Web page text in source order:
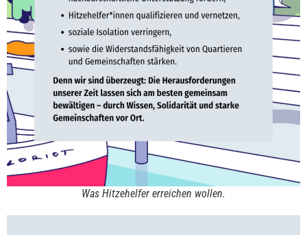
Was Hitzehelfer erreichen wollen.